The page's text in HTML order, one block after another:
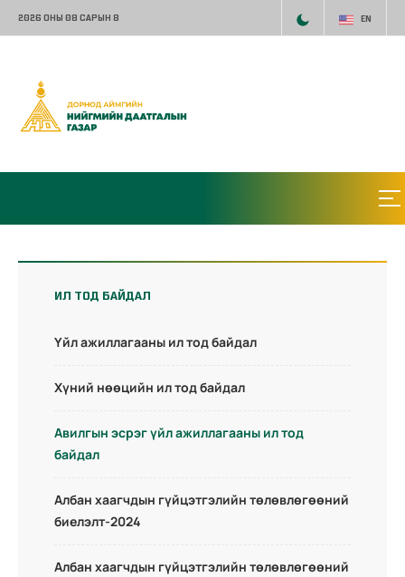
2026 ОНЫ 08 САРЫН 8 EN
ИЛ ТОД БАЙДАЛ
Үйл ажиллагааны ил тод байдал
Хүний нөөцийн ил тод байдал
Авилгын эсрэг үйл ажиллагааны ил тод
байдал
Албан хаагчдын гүйцэтгэлийн төлөвлөгөөний
биелэлт-2024
Албан хаагчдын гүйцэтгэлийн төлөвлөгөөний